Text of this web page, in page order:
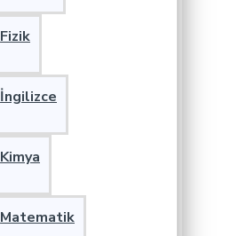
Fizik
İngilizce
Kimya
Matematik